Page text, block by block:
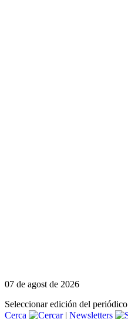
07 de agost de 2026
Seleccionar edición del periódico
Cerca
| Newsletters